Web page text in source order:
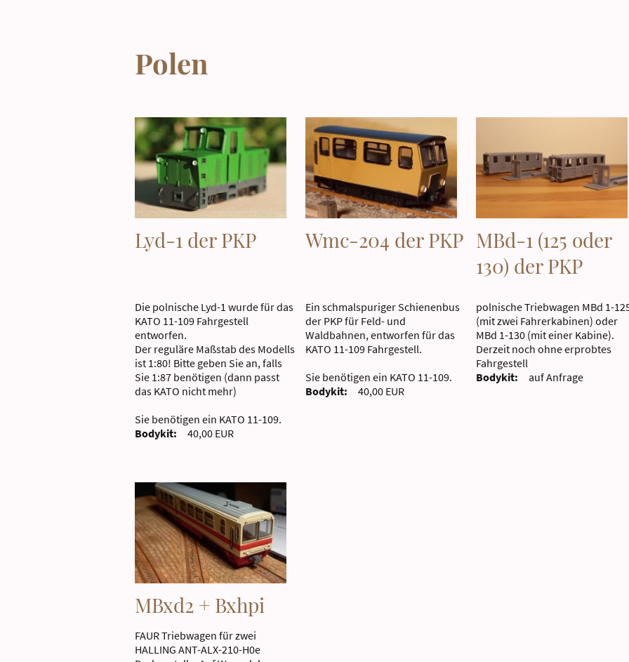
Lyd-1 der PKP
Die polnische Lyd-1 wurde für das
KATO 11-109 Fahrgestell
entworfen.
Der reguläre Maßstab des Modells
ist 1:80! Bitte geben Sie an, falls
Sie 1:87 benötigen (dann passt
das KATO nicht mehr)
Sie benötigen ein KATO 11-109.
Bodykit:
40,00 EUR
Wmc-204 der PKP
Ein schmalspuriger Schienenbus
der PKP für Feld- und
Waldbahnen, entworfen für das
KATO 11-109 Fahrgestell.
Sie benötigen ein KATO 11-109.
Bodykit: 40,00 EUR
MBd-1 (125 oder
130) der PKP
polnische Triebwagen MBd 1-
(mit zwei Fahrerkabinen) oder
MBd 1-130 (mit einer Kabine).
Derzeit noch ohne erprobtes
Fahrgestell
Bodykit: auf Anfrage
Polen
MBxd2 + Bxhpi
FAUR Triebwagen für zwei
HALLING ANT-ALX-210-H0e